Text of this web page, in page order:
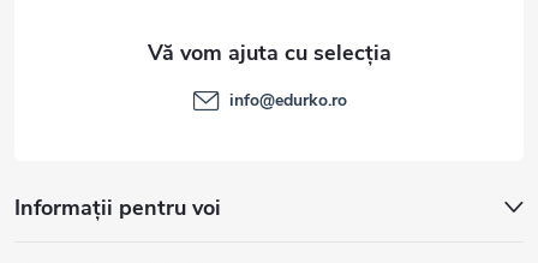
Informații pentru voi
info@edurko.ro